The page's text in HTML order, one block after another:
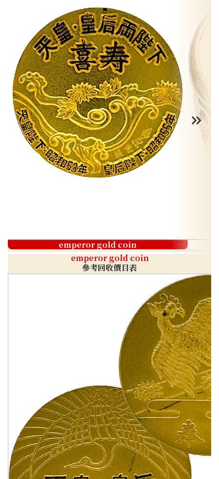
emperor gold coin
emperor gold coin
參考回收價目表